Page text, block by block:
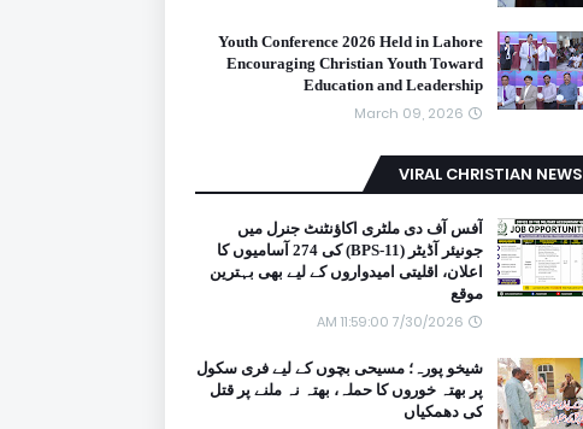
Youth Conference 2026 Held in Lahore
Encouraging Christian Youth Toward
Education and Leadership
March 09, 2026
VIRAL CHRISTIAN NEWS
آفس آف دی ملٹری اکاؤنٹنٹ جنرل میں
جونیئر آڈیٹر (BPS-11) کی 274 آسامیوں کا
اعلان، اقلیتی امیدواروں کے لیے بھی بہترین
موقع
7/30/2026 11:59:00 AM
شیخو پورہ؛ مسیحی بچوں کے لیے فری سکول
پر بھتہ خوروں کا حملہ، بھتہ نہ ملنے پر قتل
کی دھمکیاں